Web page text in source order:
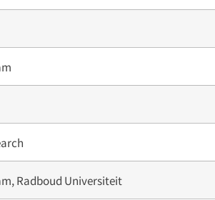
Radboud Universiteit